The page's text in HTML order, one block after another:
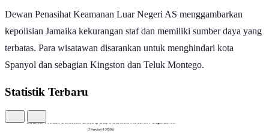
Dewan Penasihat Keamanan Luar Negeri AS menggambarkan
kepolisian Jamaika kekurangan staf dan memiliki sumber daya yang
terbatas. Para wisatawan disarankan untuk menghindari kota
Spanyol dan sebagian Kingston dan Teluk Montego.
Statistik Terbaru